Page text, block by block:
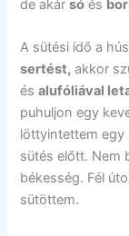
de akársó és
A sütési idő a
sertést, akkor
ésalufóliával
puhuljon egy
löttyintettem egy
sütés előtt. Nem
békesség. Fél
sütöttem.